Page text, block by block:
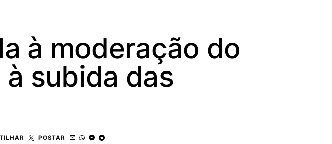
à moderação do
subida das
POSTAR